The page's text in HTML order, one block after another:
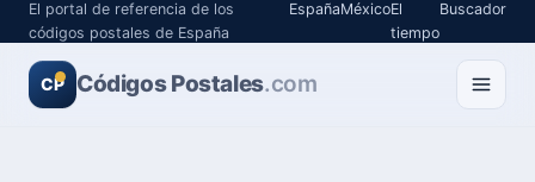
El portal de referencia de los
códigos postales de España
EspañaMéxicoEl
tiempo
Buscador
CP Códigos Postales.com